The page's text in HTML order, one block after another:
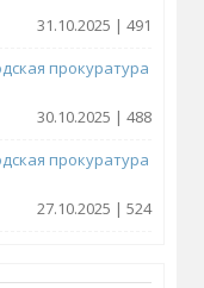
31.10.2025 | 491
прокуратура
30.10.2025 | 488
прокуратура
27.10.2025 | 524